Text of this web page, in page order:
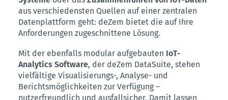
aus verschiedensten Quellen auf einer zentralen
Datenplattform geht: deZem bietet die auf Ihre
Anforderungen zugeschnittene Lösung.
Mit der ebenfalls modular aufgebauten IoT-
Analytics Software, der deZem DataSuite, stehen
vielfältige Visualisierungs-, Analyse- und
Berichtsmöglichkeiten zur Verfügung –
nutzerfreundlich und ausfallsicher. Damit lassen